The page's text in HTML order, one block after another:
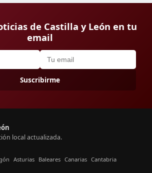
de Castilla y León en tu
email
Suscribirme
local actualizada.
Asturias Baleares Canarias Cantabria